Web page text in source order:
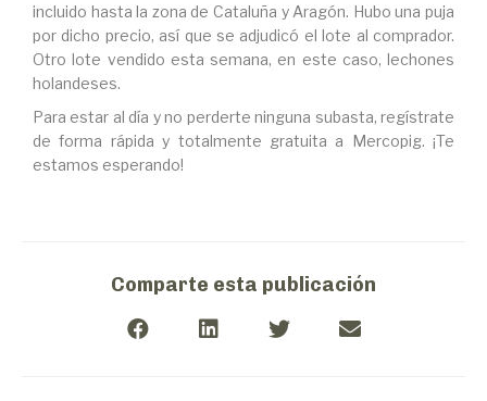
incluido hasta la zona de Cataluña y Aragón. Hubo una puja
por dicho precio, así que se adjudicó el lote al comprador.
Otro lote vendido esta semana, en este caso, lechones
holandeses.
Para estar al día y no perderte ninguna subasta, regístrate
de forma rápida y totalmente gratuita a Mercopig. ¡Te
estamos esperando!
Comparte esta publicación